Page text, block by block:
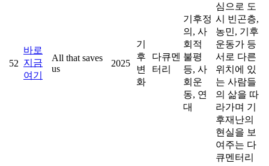
52
바로
지금
여기
All that saves
us
2025
기
후
변
화
다큐멘
터리
기후정
의, 사
회적
불평
등, 사
회운
동, 연
대
심으로 도
시 빈곤층,
농민, 기후
운동가 등
서로 다른
위치에 있
는 사람들
의 삶을 따
라가며 기
후재난의
현실을 보
여주는 다
큐멘터리